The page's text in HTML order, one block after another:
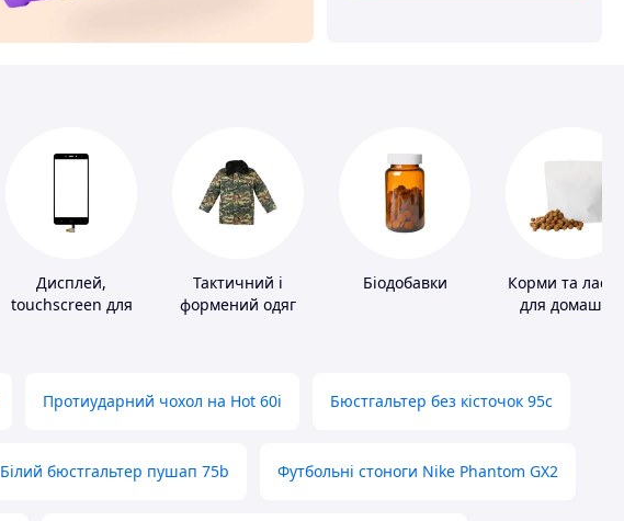
Дисплей,
touchscreen для
Тактичний і
формений одяг
Біодобавки
Корми та
для домашніх
Протиударний чохол на Hot 60i Бюстгальтер без кісточок 95с
Білий бюстгальтер пушап 75b Футбольні стоноги Nike Phantom GX2